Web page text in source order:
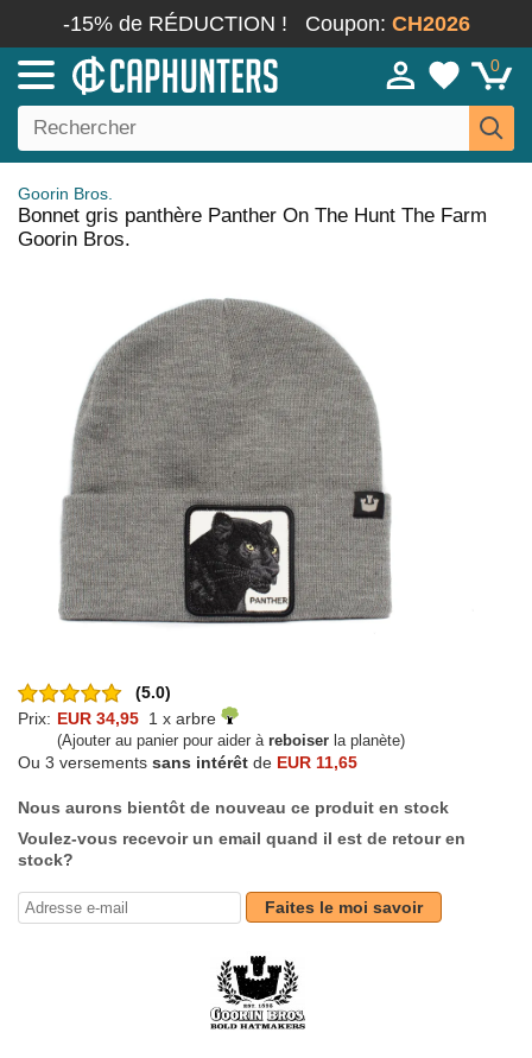
-15% de RÉDUCTION ! Coupon: CH2026
0
Goorin Bros.
Bonnet gris panthère Panther On The Hunt The Farm
Goorin Bros.
(5.0)
Prix: EUR 34,95 1 x arbre
(Ajouter au panier pour aider à reboiser la planète)
Ou 3 versements sans intérêt de EUR 11,65
Nous aurons bientôt de nouveau ce produit en stock
Voulez-vous recevoir un email quand il est de retour en
stock?
Faites le moi savoir